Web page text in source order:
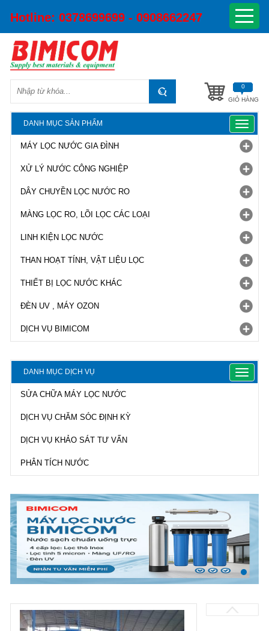
Hotline: 0378699699 - 0908662247
GIỎ HÀNG
0
DANH MỤC SẢN PHẨM
Toggle
MÁY LỌC NƯỚC GIA ĐÌNH
XỬ LÝ NƯỚC CÔNG NGHIỆP
DÂY CHUYỀN LỌC NƯỚC RO
MÀNG LỌC RO, LÕI LỌC CÁC LOẠI
LINH KIỆN LỌC NƯỚC
THAN HOẠT TÍNH, VẬT LIỆU LỌC
THIẾT BỊ LỌC NƯỚC KHÁC
ĐÈN UV , MÁY OZON
DỊCH VỤ BIMICOM
DANH MỤC DỊCH VỤ
Toggle
SỬA CHỮA MÁY LỌC NƯỚC
DỊCH VỤ CHĂM SÓC ĐỊNH KỲ
DỊCH VỤ KHẢO SÁT TƯ VẤN
PHÂN TÍCH NƯỚC